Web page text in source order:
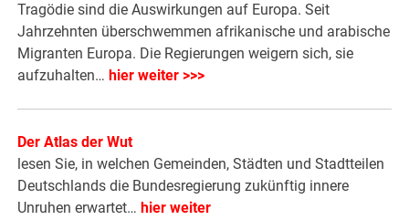
Tragödie sind die Auswirkungen auf Europa. Seit
Jahrzehnten überschwemmen afrikanische und arabische
Migranten Europa. Die Regierungen weigern sich, sie
aufzuhalten… hier weiter >>>
Der Atlas der Wut
lesen Sie, in welchen Gemeinden, Städten und Stadtteilen
Deutschlands die Bundesregierung zukünftig innere
Unruhen erwartet… hier weiter